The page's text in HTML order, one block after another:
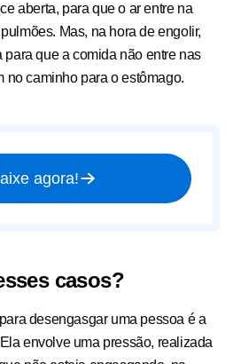
aberta, para que o ar entre na
Mas, na hora de engolir,
para que a comida não entre nas
no caminho para o estômago.
agora!
casos?
desengasgar uma pessoa é a
envolve uma pressão, realizada